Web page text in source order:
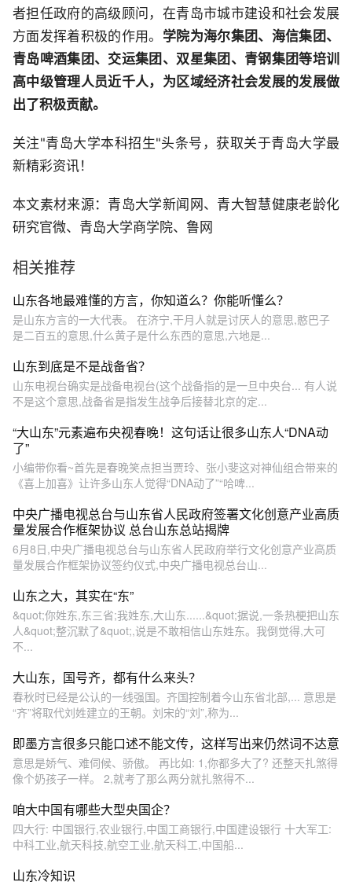
者担任政府的高级顾问，在青岛市城市建设和社会发展
方面发挥着积极的作用。 学院为海尔集团、海信集团、
青岛啤酒集团、交运集团、双星集团、青钢集团等培训
高中级管理人员近千人，为区域经济社会发展的发展做
出了积极贡献。
关注"青岛大学本科招生"头条号，获取关于青岛大学最
新精彩资讯！
本文素材来源：青岛大学新闻网、青大智慧健康老龄化
研究官微、青岛大学商学院、鲁网
相关推荐
山东各地最难懂的方言，你知道么？你能听懂么？
是山东方言的一大代表。 在济宁,干月人就是讨厌人的意思,憨巴子
是二百五的意思,什么黄子是什么东西的意思,六地是...
山东到底是不是战备省？
山东电视台确实是战备电视台(这个战备指的是一旦中央台... 有人说
不是这个意思,战备省是指发生战争后接替北京的定...
“大山东”元素遍布央视春晚！这句话让很多山东人“DNA动
了”
小编带你看~首先是春晚笑点担当贾玲、张小斐这对神仙组合带来的
《喜上加喜》让许多山东人觉得“DNA动了”“哈啤...
中央广播电视总台与山东省人民政府签署文化创意产业高质
量发展合作框架协议 总台山东总站揭牌
6月8日,中央广播电视总台与山东省人民政府举行文化创意产业高质
量发展合作框架协议签约仪式,中央广播电视总台山...
山东之大，其实在“东”
&quot;你姓东,东三省;我姓东,大山东......&quot;据说,一条热梗把山东
人&quot;整沉默了&quot;,说是不敢相信山东姓东。我倒觉得,大可
不...
大山东，国号齐，都有什么来头？
春秋时已经是公认的一线强国。齐国控制着今山东省北部,... 意思是
“齐”将取代刘姓建立的王朝。刘宋的“刘”,称为...
即墨方言很多只能口述不能文传，这样写出来仍然词不达意
意思是娇气、难伺候、骄傲。 再比如: 1,你都多大了? 还整天扎煞得
像个奶孩子一样。 2,就考了那么两分就扎煞得不...
咱大中国有哪些大型央国企？
四大行: 中国银行,农业银行,中国工商银行,中国建设银行 十大军工:
中科工业,航天科技,航空工业,航天科工,中国船...
山东冷知识